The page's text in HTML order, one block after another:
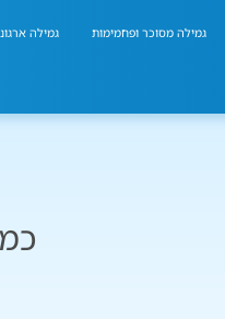
גמילה מסוכר ופחמימות גמילה